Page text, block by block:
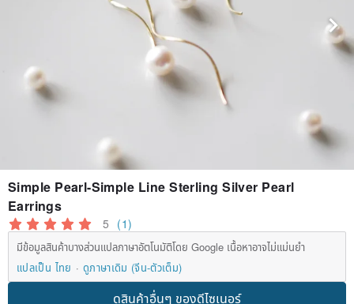
Simple Pearl-Simple Line Sterling Silver Pearl
Earrings
5 (1)
มีข้อมูลสินค้าบางส่วนแปลภาษาอัตโนมัติโดย Google เนื้อหาอาจไม่แม่นยำ
แปลเป็น ไทย
ดูภาษาเดิม (จีน-ตัวเต็ม)
ดูสินค้าอื่นๆ ของดีไซเนอร์